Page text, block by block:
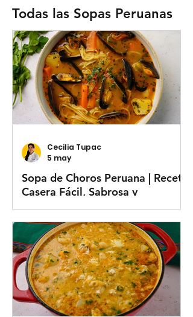
Todas las Sopas Peruanas
Sopa de Choros Peruana | Receta
Casera Fácil, Sabrosa y
Tradicional 🇵🇪
Cecilia Tupac
5 may